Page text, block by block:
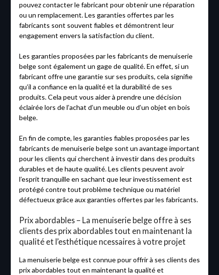
pouvez contacter le fabricant pour obtenir une réparation
ou un remplacement. Les garanties offertes par les
fabricants sont souvent fiables et démontrent leur
engagement envers la satisfaction du client.
Les garanties proposées par les fabricants de menuiserie
belge sont également un gage de qualité. En effet, si un
fabricant offre une garantie sur ses produits, cela signifie
qu’il a confiance en la qualité et la durabilité de ses
produits. Cela peut vous aider à prendre une décision
éclairée lors de l’achat d’un meuble ou d’un objet en bois
belge.
En fin de compte, les garanties fiables proposées par les
fabricants de menuiserie belge sont un avantage important
pour les clients qui cherchent à investir dans des produits
durables et de haute qualité. Les clients peuvent avoir
l’esprit tranquille en sachant que leur investissement est
protégé contre tout problème technique ou matériel
défectueux grâce aux garanties offertes par les fabricants.
Prix abordables – La menuiserie belge offre à ses
clients des prix abordables tout en maintenant la
qualité et l’esthétique ncessaires à votre projet
La menuiserie belge est connue pour offrir à ses clients des
prix abordables tout en maintenant la qualité et